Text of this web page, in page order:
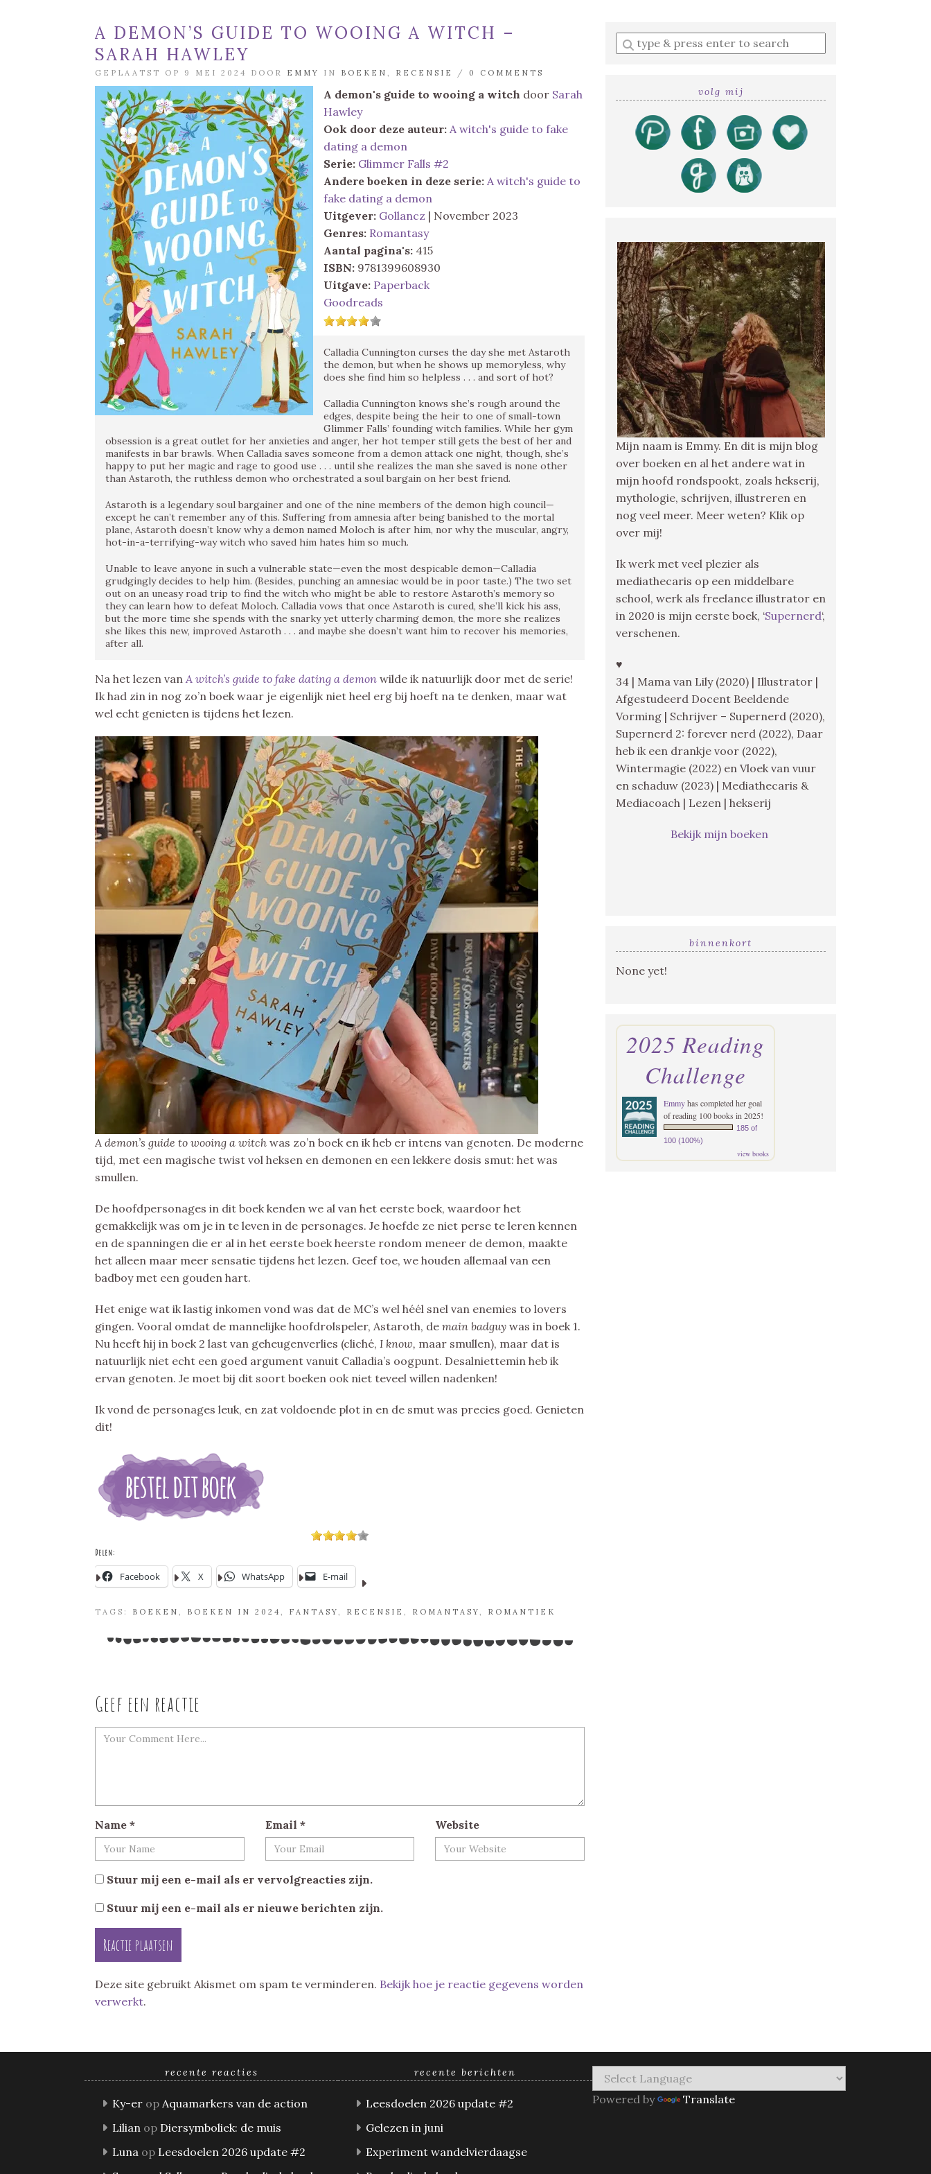
A DEMON’S GUIDE TO WOOING A WITCH –
SARAH HAWLEY
GEPLAATST OP 9 MEI 2024 DOOR EMMY IN BOEKEN , RECENSIE / 0 COMMENTS
A demon's guide to wooing a witch door Sarah
Hawley
Ook door deze auteur: A witch's guide to fake
dating a demon
Serie: Glimmer Falls #2
Andere boeken in deze serie: A witch's guide to
fake dating a demon
Uitgever: Gollancz | November 2023
Genres: Romantasy
Aantal pagina's: 415
ISBN: 9781399608930
Uitgave: Paperback
Goodreads
Calladia Cunnington curses the day she met Astaroth
the demon, but when he shows up memoryless, why
does she find him so helpless . . . and sort of hot?
Calladia Cunnington knows she’s rough around the
edges, despite being the heir to one of small-town
Glimmer Falls’ founding witch families. While her gym
obsession is a great outlet for her anxieties and anger, her hot temper still gets the best of her and
manifests in bar brawls. When Calladia saves someone from a demon attack one night, though, she’s
happy to put her magic and rage to good use . . . until she realizes the man she saved is none other
than Astaroth, the ruthless demon who orchestrated a soul bargain on her best friend.
Astaroth is a legendary soul bargainer and one of the nine members of the demon high council—
except he can’t remember any of this. Suffering from amnesia after being banished to the mortal
plane, Astaroth doesn’t know why a demon named Moloch is after him, nor why the muscular, angry,
hot-in-a-terrifying-way witch who saved him hates him so much.
Unable to leave anyone in such a vulnerable state—even the most despicable demon—Calladia
grudgingly decides to help him. (Besides, punching an amnesiac would be in poor taste.) The two set
out on an uneasy road trip to find the witch who might be able to restore Astaroth’s memory so
they can learn how to defeat Moloch. Calladia vows that once Astaroth is cured, she’ll kick his ass,
but the more time she spends with the snarky yet utterly charming demon, the more she realizes
she likes this new, improved Astaroth . . . and maybe she doesn’t want him to recover his memories,
after all.
Na het lezen van A witch’s guide to fake dating a demon wilde ik natuurlijk door met de serie!
Ik had zin in nog zo’n boek waar je eigenlijk niet heel erg bij hoeft na te denken, maar wat
wel echt genieten is tijdens het lezen.
A demon’s guide to wooing a witch was zo’n boek en ik heb er intens van genoten. De moderne
tijd, met een magische twist vol heksen en demonen en een lekkere dosis smut: het was
smullen.
De hoofdpersonages in dit boek kenden we al van het eerste boek, waardoor het
gemakkelijk was om je in te leven in de personages. Je hoefde ze niet perse te leren kennen
en de spanningen die er al in het eerste boek heerste rondom meneer de demon, maakte
het alleen maar meer sensatie tijdens het lezen. Geef toe, we houden allemaal van een
badboy met een gouden hart.
Het enige wat ik lastig inkomen vond was dat de MC’s wel héél snel van enemies to lovers
gingen. Vooral omdat de mannelijke hoofdrolspeler, Astaroth, de main badguy was in boek 1.
Nu heeft hij in boek 2 last van geheugenverlies (cliché, I know, maar smullen), maar dat is
natuurlijk niet echt een goed argument vanuit Calladia’s oogpunt. Desalniettemin heb ik
ervan genoten. Je moet bij dit soort boeken ook niet teveel willen nadenken!
Ik vond de personages leuk, en zat voldoende plot in en de smut was precies goed. Genieten
dit!
Delen:
Facebook X WhatsApp E-mail
TAGS: BOEKEN , BOEKEN IN 2024 , FANTASY, RECENSIE , ROMANTASY, ROMANTIEK
Geef een reactie
Name * Email * Website
Stuur mij een e-mail als er vervolgreacties zijn.
Stuur mij een e-mail als er nieuwe berichten zijn.
Deze site gebruikt Akismet om spam te verminderen. Bekijk hoe je reactie gegevens worden
verwerkt.
Enter
a
volg mij
Mijn naam is Emmy. En dit is mijn blog
over boeken en al het andere wat in
mijn hoofd rondspookt, zoals hekserij,
mythologie, schrijven, illustreren en
nog veel meer. Meer weten? Klik op
over mij!
Ik werk met veel plezier als
mediathecaris op een middelbare
school, werk als freelance illustrator en
in 2020 is mijn eerste boek, ‘Supernerd‘,
verschenen.
♥
34 | Mama van Lily (2020) | Illustrator |
Afgestudeerd Docent Beeldende
Vorming | Schrijver – Supernerd (2020),
Supernerd 2: forever nerd (2022), Daar
heb ik een drankje voor (2022),
Wintermagie (2022) en Vloek van vuur
en schaduw (2023) | Mediathecaris &
Mediacoach | Lezen | hekserij
Bekijk mijn boeken
binnenkort
None yet!
2025 Reading
Challenge
Emmyhas completed her goal
of reading 100 books in 2025!
185 of
100 (100%)
view books
recente reacties
Ky-er op Aquamarkers van de action
Lilian op Diersymboliek: de muis
Luna op Leesdoelen 2026 update #2
recente berichten
Leesdoelen 2026 update #2
Gelezen in juni
Experiment wandelvierdaagse
Powered by Translate